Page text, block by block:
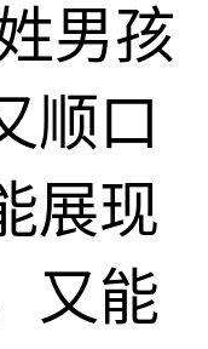
男孩
顺口
展现
又能